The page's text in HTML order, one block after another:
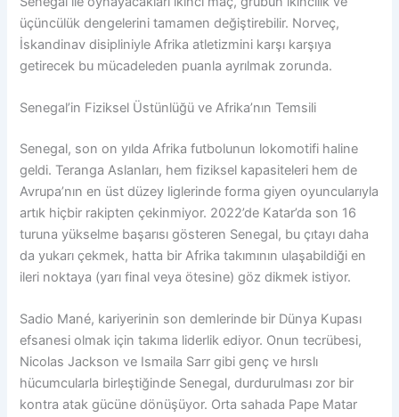
üçüncülük dengelerini tamamen değiştirebilir. Norveç,
İskandinav disipliniyle Afrika atletizmini karşı karşıya
getirecek bu mücadeleden puanla ayrılmak zorunda.
Senegal’in Fiziksel Üstünlüğü ve Afrika’nın Temsili
Senegal, son on yılda Afrika futbolunun lokomotifi haline
geldi. Teranga Aslanları, hem fiziksel kapasiteleri hem de
Avrupa’nın en üst düzey liglerinde forma giyen oyuncularıyla
artık hiçbir rakipten çekinmiyor. 2022’de Katar’da son 16
turuna yükselme başarısı gösteren Senegal, bu çıtayı daha
da yukarı çekmek, hatta bir Afrika takımının ulaşabildiği en
ileri noktaya (yarı final veya ötesine) göz dikmek istiyor.
Sadio Mané, kariyerinin son demlerinde bir Dünya Kupası
efsanesi olmak için takıma liderlik ediyor. Onun tecrübesi,
Nicolas Jackson ve Ismaila Sarr gibi genç ve hırslı
hücumcularla birleştiğinde Senegal, durdurulması zor bir
kontra atak gücüne dönüşüyor. Orta sahada Pape Matar